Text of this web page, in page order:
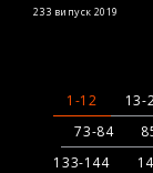
233 випуск 2019
1-12 13-
73-84
133-144